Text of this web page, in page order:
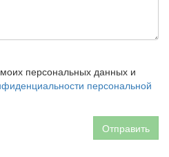
персональных данных и
персональной
Отправить